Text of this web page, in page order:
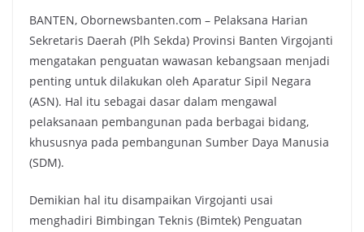
BANTEN, Obornewsbanten.com – Pelaksana Harian
Sekretaris Daerah (Plh Sekda) Provinsi Banten Virgojanti
mengatakan penguatan wawasan kebangsaan menjadi
penting untuk dilakukan oleh Aparatur Sipil Negara
(ASN). Hal itu sebagai dasar dalam mengawal
pelaksanaan pembangunan pada berbagai bidang,
khususnya pada pembangunan Sumber Daya Manusia
(SDM).
Demikian hal itu disampaikan Virgojanti usai
menghadiri Bimbingan Teknis (Bimtek) Penguatan